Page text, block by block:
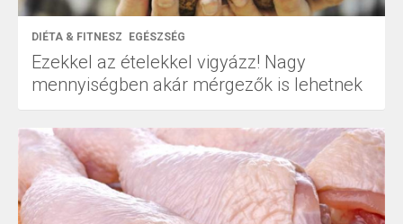
DIÉTA & FITNESZ EGÉSZSÉG
Ezekkel az ételekkel vigyázz! Nagy
mennyiségben akár mérgezők is lehetnek